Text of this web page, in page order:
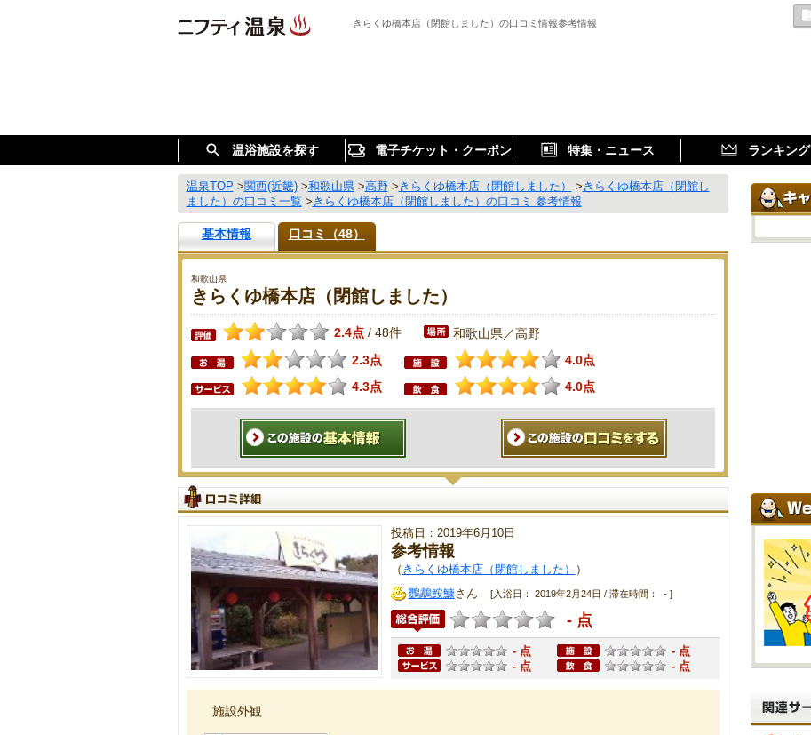
きらくゆ橋本店（閉館しました）の口コミ情報参考情報
温浴施設を探す 電子チケット・クーポン 特集・ニュース ランキング
温泉TOP >関西(近畿)>和歌山県>高野> きらくゆ橋本店（閉館しました） > きらくゆ橋本店（閉館し
ました）の口コミ一覧 > きらくゆ橋本店（閉館しました）の口コミ 参考情報
基本情報 口コミ（48）
和歌山県
きらくゆ橋本店（閉館しました）
2.4点 / 48件 和歌山県／高野
2.3点
4.0点
4.3点
4.0点
投稿日：2019年6月10日
参考情報
（ きらくゆ橋本店（閉館しました）
）
鸚鵡鮟鱇さん [入浴日： 2019年2月24日 / 滞在時間： - ]
- 点
- 点
- 点
- 点
- 点
施設外観